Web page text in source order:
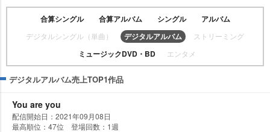
合算シングル 合算アルバム シングル アルバム
デジタルシングル（単曲） デジタルアルバム ストリーミング
ミュージックDVD・BD エンタメ
デジタルアルバム売上TOP1作品
You are you
配信開始日：2021年09月08日
最高順位：47位 登場回数：1週